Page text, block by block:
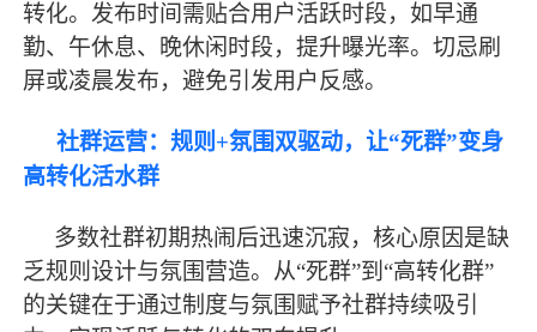
转化。发布时间需贴合用户活跃时段，如早通
勤、午休息、晚休闲时段，提升曝光率。切忌刷
屏或凌晨发布，避免引发用户反感。
社群运营：规则+氛围双驱动，让“死群”变身
高转化活水群
多数社群初期热闹后迅速沉寂，核心原因是缺
乏规则设计与氛围营造。从“死群”到“高转化群”
的关键在于通过制度与氛围赋予社群持续吸引